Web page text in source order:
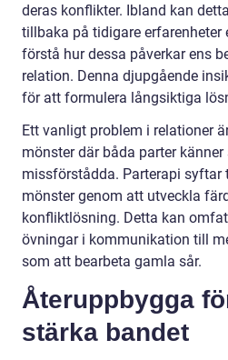
deras konflikter. Ibland kan
tillbaka på tidigare erfarenheter
förstå hur dessa påverkar ens
relation. Denna djupgående
för att formulera långsiktiga
Ett vanligt problem i relationer
mönster där båda parter
missförstådda. Parterapi syftar
mönster genom att utveckla
konfliktlösning. Detta kan
övningar i kommunikation till
som att bearbeta gamla sår.
Återuppbygga
stärka bandet